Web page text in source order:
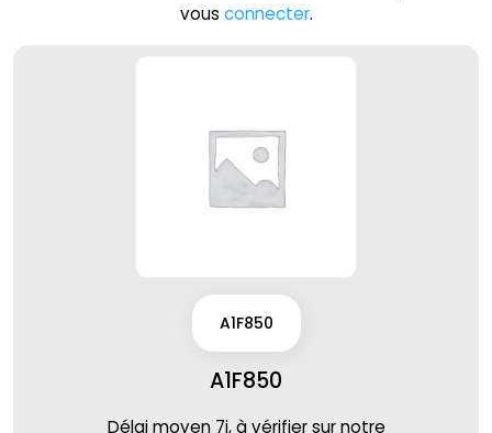
vous connecter.
A1F850
A1F850
Délai moyen 7j, à vérifier sur notre